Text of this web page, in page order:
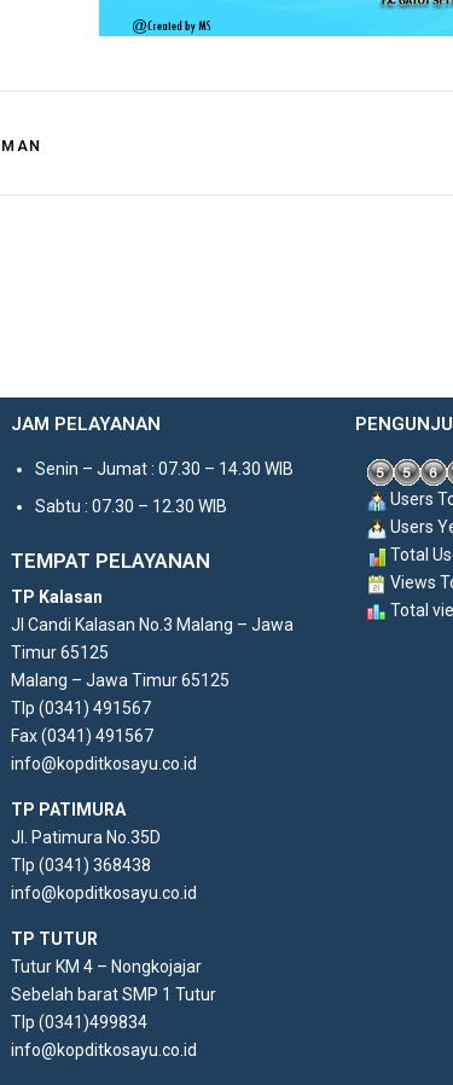
JAM PELAYANAN
Senin – Jumat : 07.30 – 14.30 WIB
Sabtu : 07.30 – 12.30 WIB
TEMPAT PELAYANAN
TP Kalasan
Jl Candi Kalasan No.3 Malang – Jawa
Timur 65125
Malang – Jawa Timur 65125
Tlp (0341) 491567
Fax (0341) 491567
info@kopditkosayu.co.id
TP PATIMURA
Jl. Patimura No.35D
Tlp (0341) 368438
info@kopditkosayu.co.id
TP TUTUR
Tutur KM 4 – Nongkojajar
Sebelah barat SMP 1 Tutur
Tlp (0341)499834
info@kopditkosayu.co.id
Users
Users
Total
Views
Total